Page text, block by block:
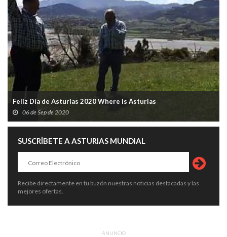
Feliz Día de Asturias 2020 Where is Asturias
06 de Sep de 2020
SUSCRÍBETE A ASTURIAS MUNDIAL
Recibe directamente en tu buzón nuestras noticias destacadas y las
mejores ofertas.
ANUNCIO